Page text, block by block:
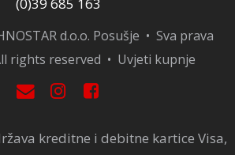
d.o.o. Posušje • Sva prava
rights reserved • Uvjeti kupnje
kreditne i debitne kartice Visa,